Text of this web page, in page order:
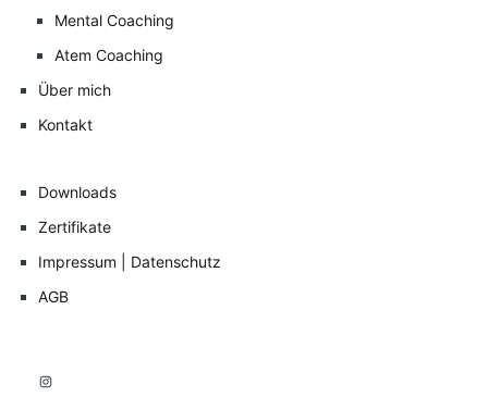
Mental Coaching
Atem Coaching
Über mich
Kontakt
Downloads
Zertifikate
Impressum | Datenschutz
AGB